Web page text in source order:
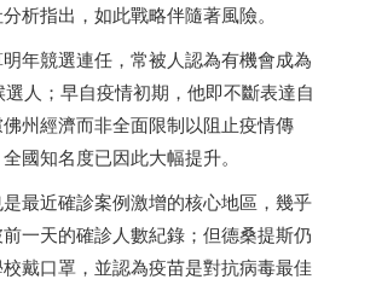
析指出，如此戰略伴隨著風險。
年競選連任，常被人認為有機會成為
人；早自疫情初期，他即不斷表達自
州經濟而非全面限制以阻止疫情傳
國知名度已因此大幅提升。
最近確診案例激增的核心地區，幾乎
一天的確診人數紀錄；但德桑提斯仍
戴口罩，並認為疫苗是對抗病毒最佳